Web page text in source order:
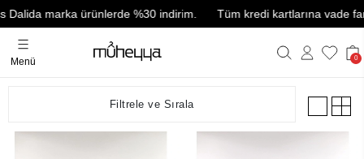
marka ürünlerde %30 indirim. Tüm kredi kartlarına vade
Menü 0
Filtrele ve Sırala